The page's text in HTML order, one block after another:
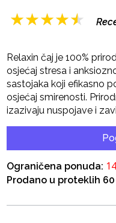
★★★★★
Relaxin čaj je 100%
osjećaj stresa i
sastojaka koji efikasno
osjećaj smirenosti.
izazivaju nuspojave i
Ograničena ponuda:
Prodano u proteklih